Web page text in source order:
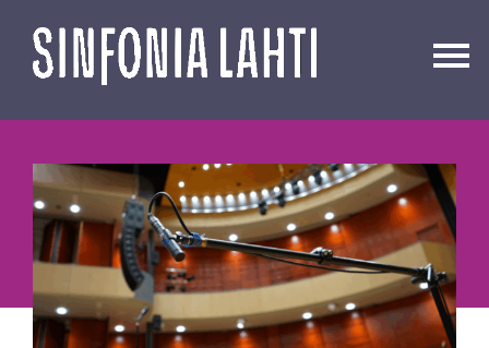
sisältöön